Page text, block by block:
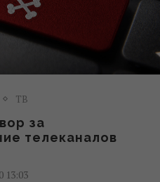
ТВ
за
телеканалов
13:03